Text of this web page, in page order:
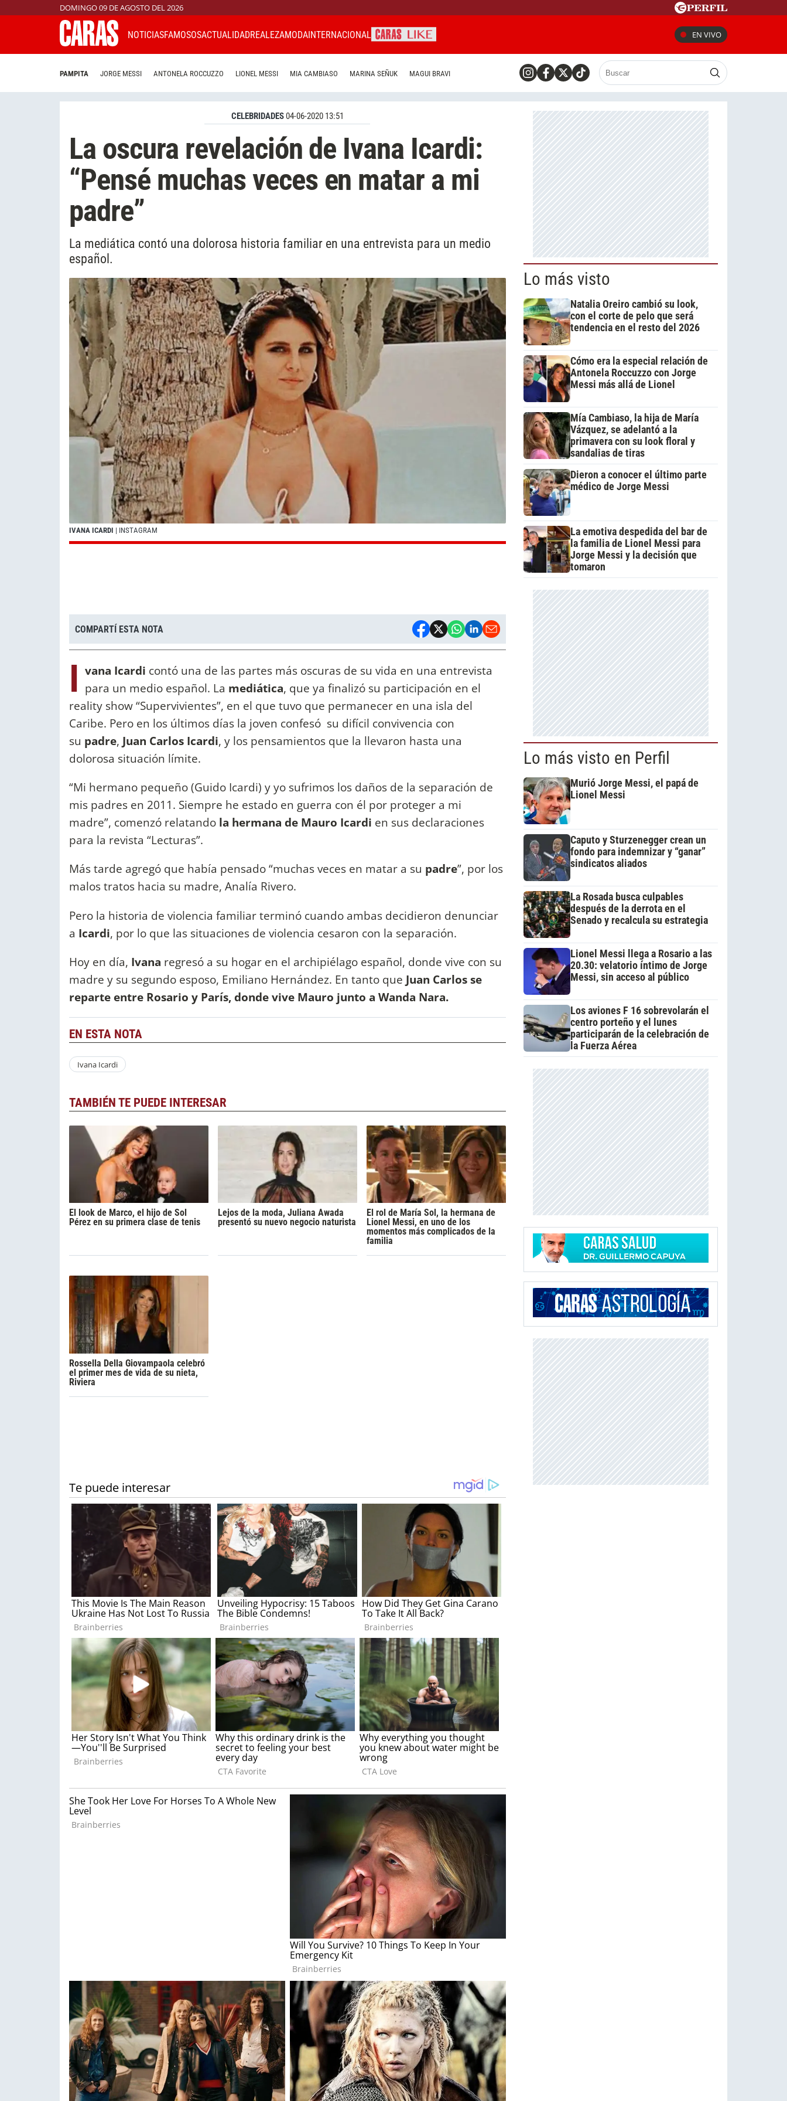
DOMINGO 09 DE AGOSTO DEL 2026
NOTICIASFAMOSOSACTUALIDADREALEZAMODAINTERNACIONAL EN VIVO
PAMPITA JORGE MESSI ANTONELA ROCCUZZO LIONEL MESSI MIA CAMBIASO MARINA SEÑUK MAGUI BRAVI
CELEBRIDADES04-06-2020 13:51
La oscura revelación de Ivana Icardi:
“Pensé muchas veces en matar a mi
padre”
La mediática contó una dolorosa historia familiar en una entrevista para un medio
español.
IVANA ICARDI | INSTAGRAM
COMPARTÍ ESTA NOTA
I vana Icardi contó una de las partes más oscuras de su vida en una entrevista
para un medio español. La mediática, que ya finalizó su participación en el
reality show “Supervivientes”, en el que tuvo que permanecer en una isla del
Caribe. Pero en los últimos días la joven confesó su difícil convivencia con
su padre, Juan Carlos Icardi, y los pensamientos que la llevaron hasta una
dolorosa situación límite.
“Mi hermano pequeño (Guido Icardi) y yo sufrimos los daños de la separación de
mis padres en 2011. Siempre he estado en guerra con él por proteger a mi
madre”, comenzó relatando la hermana de Mauro Icardi en sus declaraciones
para la revista “Lecturas”.
Más tarde agregó que había pensado “muchas veces en matar a su padre”, por los
malos tratos hacia su madre, Analía Rivero.
Pero la historia de violencia familiar terminó cuando ambas decidieron denunciar
a Icardi, por lo que las situaciones de violencia cesaron con la separación.
Hoy en día, Ivana regresó a su hogar en el archipiélago español, donde vive con su
madre y su segundo esposo, Emiliano Hernández. En tanto que Juan Carlos se
reparte entre Rosario y París, donde vive Mauro junto a Wanda Nara.
EN ESTA NOTA
Ivana Icardi
TAMBIÉN TE PUEDE INTERESAR
El look de Marco, el hijo de Sol
Pérez en su primera clase de tenis
Lejos de la moda, Juliana Awada
presentó su nuevo negocio naturista
El rol de María Sol, la hermana de
Lionel Messi, en uno de los
momentos más complicados de la
familia
Rossella Della Giovampaola celebró
el primer mes de vida de su nieta,
Riviera
Lo más visto
Natalia Oreiro cambió su look,
con el corte de pelo que será
tendencia en el resto del 2026
Cómo era la especial relación de
Antonela Roccuzzo con Jorge
Messi más allá de Lionel
Mía Cambiaso, la hija de María
Vázquez, se adelantó a la
primavera con su look floral y
sandalias de tiras
Dieron a conocer el último parte
médico de Jorge Messi
La emotiva despedida del bar de
la familia de Lionel Messi para
Jorge Messi y la decisión que
tomaron
Lo más visto en Perfil
Murió Jorge Messi, el papá de
Lionel Messi
Caputo y Sturzenegger crean un
fondo para indemnizar y “ganar”
sindicatos aliados
La Rosada busca culpables
después de la derrota en el
Senado y recalcula su estrategia
Lionel Messi llega a Rosario a las
20.30: velatorio íntimo de Jorge
Messi, sin acceso al público
Los aviones F 16 sobrevolarán el
centro porteño y el lunes
participarán de la celebración de
la Fuerza Aérea